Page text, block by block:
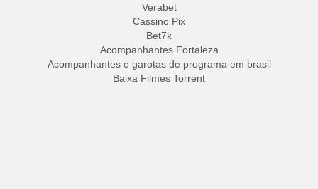
Verabet
Cassino Pix
Bet7k
Acompanhantes Fortaleza
Acompanhantes e garotas de programa em brasil
Baixa Filmes Torrent